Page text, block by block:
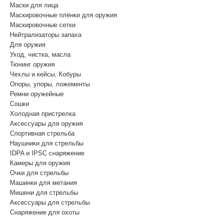
Маски для лица
Маскировочные плёнки для оружия
Маскировочные сетки
Нейтрализаторы запаха
Для оружия
Уход, чистка, масла
Тюнинг оружия
Чехлы и кейсы, Кобуры
Опоры, упоры, ложементы
Ремни оружейные
Сошки
Холодная пристрелка
Аксессуары для оружия
Спортивная стрельба
Наушники для стрельбы
IDPA и IPSC снаряжение
Камеры для оружия
Очки для стрельбы
Машинки для метания
Мишени для стрельбы
Аксессуары для стрельбы
Снаряжение для охоты